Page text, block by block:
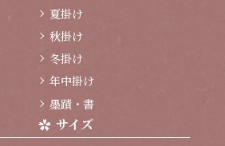
夏掛け
秋掛け
冬掛け
年中掛け
墨蹟・書
サイズ